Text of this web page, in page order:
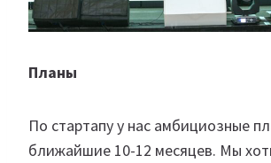
Планы
По стартапу у нас амбициозные
ближайшие 10-12 месяцев. Мы